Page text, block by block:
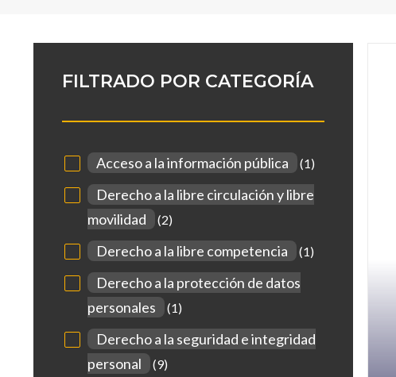
FILTRADO POR CATEGORÍA
Acceso a la información pública (1)
Derecho a la libre circulación y libre
movilidad
(2)
Derecho a la libre competencia (1)
Derecho a la protección de datos
personales
(1)
Derecho a la seguridad e integridad
personal
(9)